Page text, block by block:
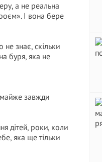
а не реальна
І вона бере
не знає, скільки
буря, яка не
майже завжди
дітей, роки, коли
яка ще тільки